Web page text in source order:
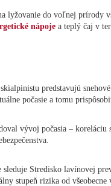
lyžovanie do voľnej prírody
nápoje a teplý čaj v
skialpinistu predstavujú
počasie a tomu
vývoj počasia – koreláciu
Stredisko lavínovej
stupeň rizika od všeobecne